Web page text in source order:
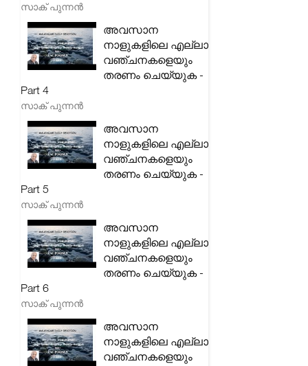
സാക് പുന്നൻ
അവസാന
നാളുകളിലെ എല്ലാ
വഞ്ചനകളെയും
തരണം ചെയ്യുക -
Part 4
സാക് പുന്നൻ
അവസാന
നാളുകളിലെ എല്ലാ
വഞ്ചനകളെയും
തരണം ചെയ്യുക -
Part 5
സാക് പുന്നൻ
അവസാന
നാളുകളിലെ എല്ലാ
വഞ്ചനകളെയും
തരണം ചെയ്യുക -
Part 6
സാക് പുന്നൻ
അവസാന
നാളുകളിലെ എല്ലാ
വഞ്ചനകളെയും